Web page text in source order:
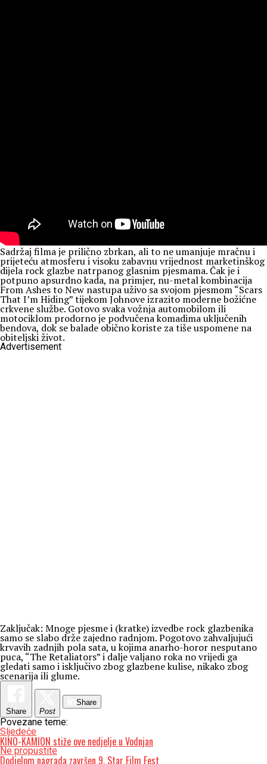
Sadržaj filma je prilično zbrkan, ali to ne umanjuje mračnu i
prijeteću atmosferu i visoku zabavnu vrijednost marketinškog
dijela rock glazbe natrpanog glasnim pjesmama. Čak je i
potpuno apsurdno kada, na primjer, nu-metal kombinacija
From Ashes to New nastupa uživo sa svojom pjesmom “Scars
That I’m Hiding” tijekom Johnove izrazito moderne božićne
crkvene službe. Gotovo svaka vožnja automobilom ili
motociklom prodorno je podvučena komadima uključenih
bendova, dok se balade obično koriste za tiše uspomene na
obiteljski život.
Advertisement
Zaključak: Mnoge pjesme i (kratke) izvedbe rock glazbenika
samo se slabo drže zajedno radnjom. Pogotovo zahvaljujući
krvavih zadnjih pola sata, u kojima anarho-horor nesputano
puca, “The Retaliators” i dalje valjano roka no vrijedi ga
gledati samo i isključivo zbog glazbene kulise, nikako zbog
scenarija ili glume.
Share Post
Share
Povezane teme:
Sljedeće
KINO-KAMION stiže ove nedjelje u Vodnjan
Ne propustite
Dodjelom nagrada završen 9. Star Film Fest